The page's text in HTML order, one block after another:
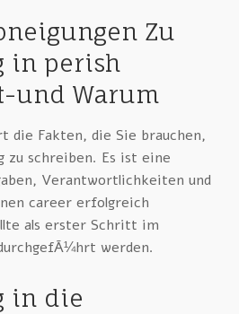
Zu
in perish
und Warum
die Fakten, die Sie brauchen,
zu schreiben. Es ist eine
Verantwortlichkeiten und
career erfolgreich
als erster Schritt im
werden.
in die